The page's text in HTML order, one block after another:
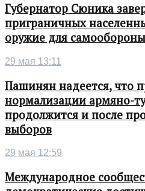
Губернатор Сюника
приграничных
оружие для самообороны
29 мая 13:11
Пашинян надеется, что
нормализации армяно-
продолжится и после
выборов
29 мая 12:59
Международное